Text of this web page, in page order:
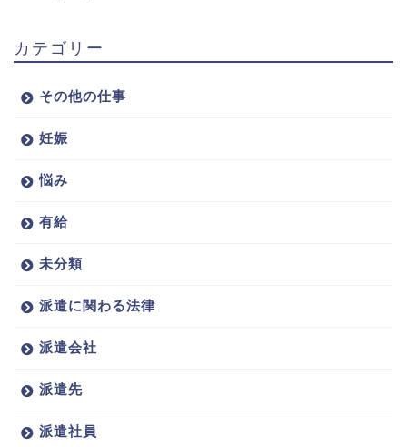
カテゴリー
その他の仕事
妊娠
悩み
有給
未分類
派遣に関わる法律
派遣会社
派遣先
派遣社員